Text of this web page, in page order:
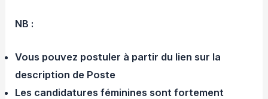
NB :
Vous pouvez postuler à partir du lien sur la
description de Poste
Les candidatures féminines sont fortement